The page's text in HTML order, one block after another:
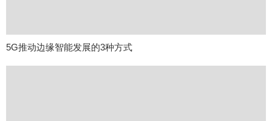
5G推动边缘智能发展的3种方式